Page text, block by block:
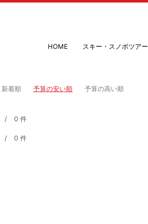
HOME スキー・スノボツアー
新着順 予算の安い順 予算の高い順
0 件
0 件